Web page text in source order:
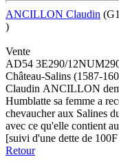
ANCILLON Claudin
)
Vente
AD54 3E290/
Château-Salins (1587-
Claudin ANCILLON
Humblatte sa femme a
chevaucher aux Salines
avec ce qu'elle contient
[suivi d'une dette de
Retour